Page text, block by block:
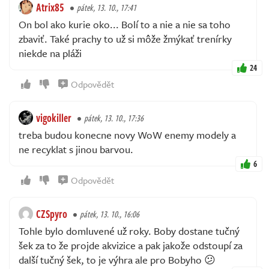
Atrix85 pátek, 13. 10., 17:41
On bol ako kurie oko... Bolí to a nie a nie sa toho
zbaviť. Také prachy to už si môže žmýkať trenírky
niekde na pláži
24
Odpovědět
vigokiller pátek, 13. 10., 17:36
treba budou konecne novy WoW enemy modely a
ne recyklat s jinou barvou.
6
Odpovědět
CZSpyro pátek, 13. 10., 16:06
Tohle bylo domluvené už roky. Boby dostane tučný
šek za to že projde akvizice a pak jakože odstoupí za
další tučný šek, to je výhra ale pro Bobyho 😕